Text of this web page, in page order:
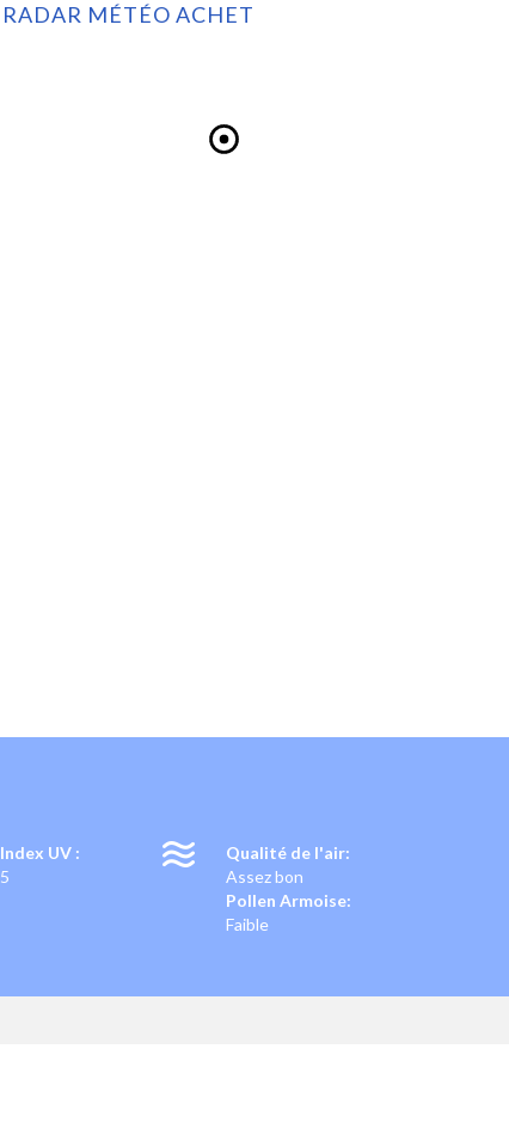
RADAR MÉTÉO ACHET
Index UV :
5
Qualité de l'air:
Assez bon
Pollen Armoise:
Faible